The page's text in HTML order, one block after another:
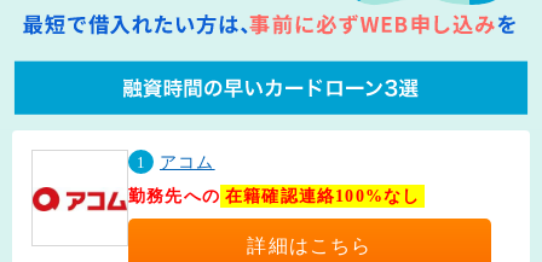
1
アコム
勤務先への 在籍確認連絡100%なし
詳細はこちら